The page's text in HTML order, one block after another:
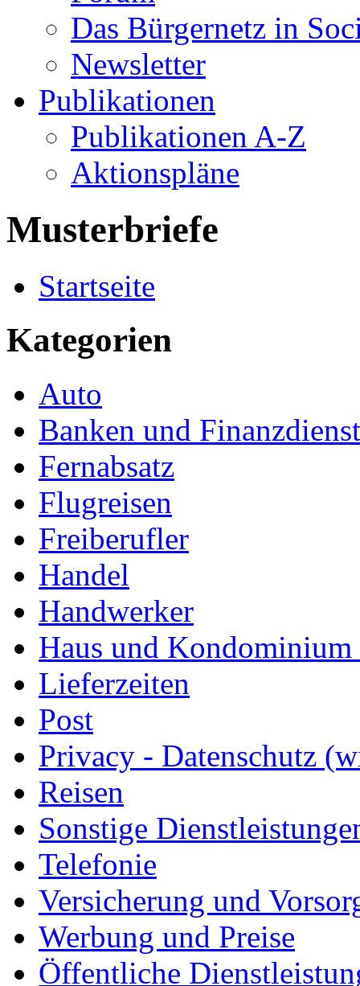
Das Bürgernetz in
Newsletter
Publikationen
Publikationen A-Z
Aktionspläne
Musterbriefe
Startseite
Kategorien
Auto
Banken und
Fernabsatz
Flugreisen
Freiberufler
Handel
Handwerker
Haus und
Lieferzeiten
Post
Privacy - Datenschutz
Reisen
Sonstige
Telefonie
Versicherung und
Werbung und Preise
Öffentliche